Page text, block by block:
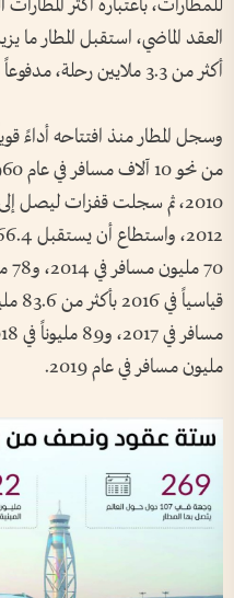
للمطارات، باعتباره أكثر المطارات
أكثر من 3.3 ملايين رحلة، مدفوعاً بالابتكار التشغيلي والالتزام بالجودة.
وسجل المطار منذ افتتاحه أداءً
مليون مسافر في عام 2019.